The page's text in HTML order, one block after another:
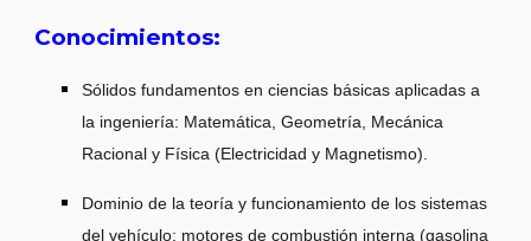
Conocimientos:
Sólidos fundamentos en ciencias básicas aplicadas a
la ingeniería: Matemática, Geometría, Mecánica
Racional y Física (Electricidad y Magnetismo).
Dominio de la teoría y funcionamiento de los sistemas
del vehículo: motores de combustión interna (gasolina